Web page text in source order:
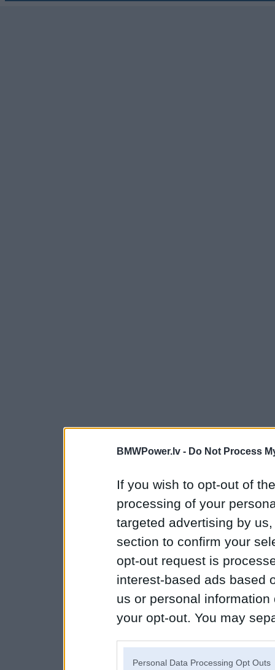
BMWPower.lv - Do Not Process
If you wish to opt-out of
processing of your
targeted advertising by
section to confirm your
opt-out request is
interest-based ads based
us or personal
your opt-out. You may
Personal Data Processing Opt Outs